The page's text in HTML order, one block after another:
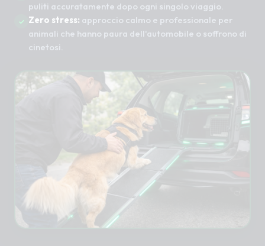
puliti accuratamente dopo ogni singolo viaggio.
Zero stress: approccio calmo e professionale per
animali che hanno paura dell'automobile o soffrono di
cinetosi.